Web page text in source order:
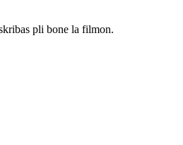
pli bone la filmon.